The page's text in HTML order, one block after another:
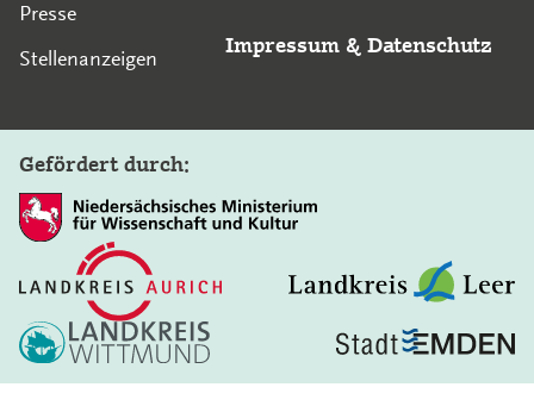
Presse
Stellenanzeigen
Impressum & Datenschutz
Gefördert durch:
In diesem Bereich suchen: